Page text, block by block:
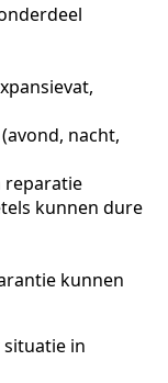
nacht,
reparatie
kunnen dure
kunnen
in